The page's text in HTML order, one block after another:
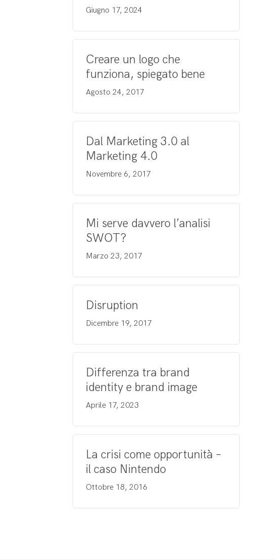
Giugno 17, 2024
Creare un logo che
funziona, spiegato bene
Agosto 24, 2017
Dal Marketing 3.0 al
Marketing 4.0
Novembre 6, 2017
Mi serve davvero l’analisi
SWOT?
Marzo 23, 2017
Disruption
Dicembre 19, 2017
Differenza tra brand
identity e brand image
Aprile 17, 2023
La crisi come opportunità –
il caso Nintendo
Ottobre 18, 2016